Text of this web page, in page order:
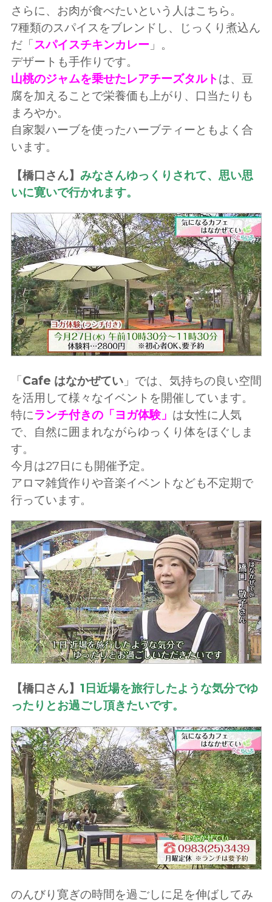
さらに、お肉が食べたいという人はこちら。
7種類のスパイスをブレンドし、じっくり煮込ん
だ「スパイスチキンカレー 」。
デザートも手作りです。
山桃のジャムを乗せたレアチーズタルトは、豆
腐を加えることで栄養価も上がり、口当たりも
まろやか。
自家製ハーブを使ったハーブティーともよく合
います。
【橋口さん】 みなさんゆっくりされて、思い思
いに寛いで行かれます。
「Cafe はなかぜてい」では、気持ちの良い空間
を活用して様々なイベントを開催しています。
特にランチ付きの「ヨガ体験」 は女性に人気
で、自然に囲まれながらゆっくり体をほぐしま
す。
今月は27日にも開催予定。
アロマ雑貨作りや音楽イベントなども不定期で
行っています。
【橋口さん】 1日近場を旅行したような気分でゆ
ったりとお過ごし頂きたいです。
のんびり寛ぎの時間を過ごしに足を伸ばしてみ